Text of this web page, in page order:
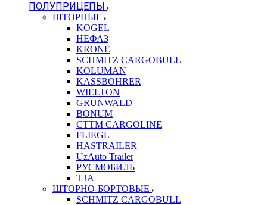
ПОЛУПРИЦЕПЫ
ШТОРНЫЕ
KOGEL
НЕФАЗ
KRONE
SCHMITZ CARGOBULL
KOLUMAN
KASSBOHRER
WIELTON
GRUNWALD
BONUM
CTTM CARGOLINE
FLIEGL
HASTRAILER
UzAuto Trailer
РУСМОБИЛЬ
ТЗА
ШТОРНО-БОРТОВЫЕ
SCHMITZ CARGOBULL